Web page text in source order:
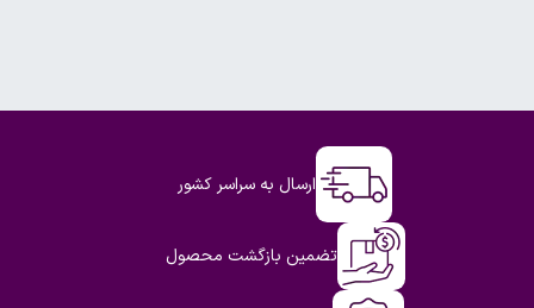
ارسال به سراسر کشور
تضمین بازگشت محصول